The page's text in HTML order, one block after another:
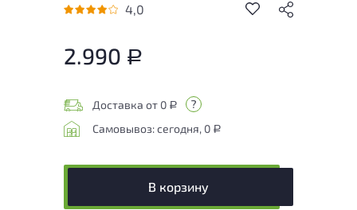
4,0
2.990 Р
Доставка от 0 Р
Самовывоз: сегодня, 0 Р
В корзину